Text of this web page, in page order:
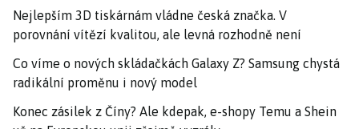
Nejlepším 3D tiskárnám vládne česká značka. V
porovnání vítězí kvalitou, ale levná rozhodně není
Co víme o nových skládačkách Galaxy Z? Samsung chystá
radikální proměnu i nový model
Konec zásilek z Číny? Ale kdepak, e-shopy Temu a Shein